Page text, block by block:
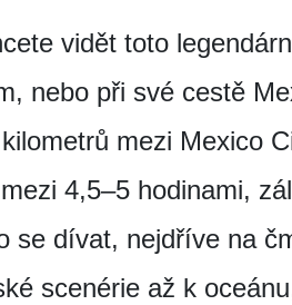
vidět toto
nebo při své cestě
mezi Mexico
4,5–5 hodinami,
se dívat, nejdříve na
scenérie až k